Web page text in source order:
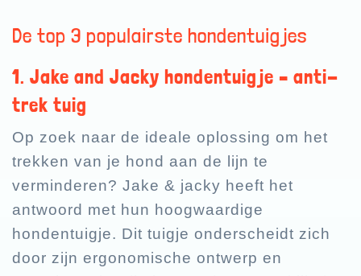
De top 3 populairste hondentuigjes
1. Jake and Jacky hondentuigje – anti-
trek tuig
Op zoek naar de ideale oplossing om het
trekken van je hond aan de lijn te
verminderen? Jake & jacky heeft het
antwoord met hun hoogwaardige
hondentuigje. Dit tuigje onderscheidt zich
door zijn ergonomische ontwerp en